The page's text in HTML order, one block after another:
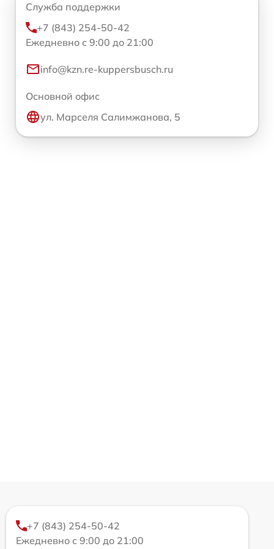
Служба поддержки
+7 (843) 254-50-42
Ежедневно с 9:00 до 21:00
info@kzn.re-kuppersbusch.ru
Основной офис
ул. Марселя Салимжанова, 5
+7 (843) 254-50-42
Ежедневно с 9:00 до 21:00